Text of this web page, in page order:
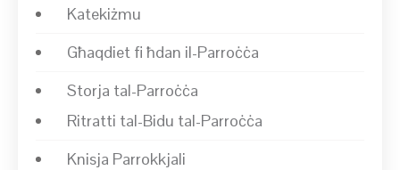
Katekiżmu
Għaqdiet fi ħdan il-Parroċċa
Storja tal-Parroċċa
Ritratti tal-Bidu tal-Parroċċa
Knisja Parrokkjali